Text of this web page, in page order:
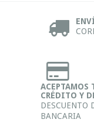
ACEPTAMOS
CRÉDITO Y
DESCUENTO
BANCARIA